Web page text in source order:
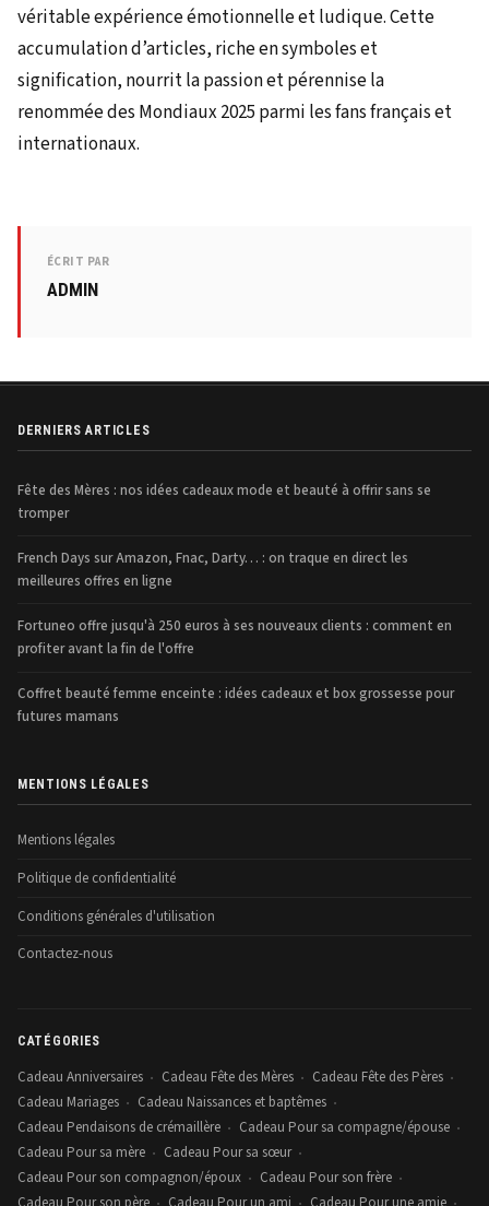
véritable expérience émotionnelle et ludique. Cette
accumulation d’articles, riche en symboles et
signification, nourrit la passion et pérennise la
renommée des Mondiaux 2025 parmi les fans français et
internationaux.
ÉCRIT PAR
ADMIN
DERNIERS ARTICLES
Fête des Mères : nos idées cadeaux mode et beauté à offrir sans se
tromper
French Days sur Amazon, Fnac, Darty… : on traque en direct les
meilleures offres en ligne
Fortuneo offre jusqu'à 250 euros à ses nouveaux clients : comment en
profiter avant la fin de l'offre
Coffret beauté femme enceinte : idées cadeaux et box grossesse pour
futures mamans
MENTIONS LÉGALES
Mentions légales
Politique de confidentialité
Conditions générales d'utilisation
Contactez-nous
CATÉGORIES
Cadeau Anniversaires • Cadeau Fête des Mères • Cadeau Fête des Pères •
Cadeau Mariages • Cadeau Naissances et baptêmes •
Cadeau Pendaisons de crémaillère • Cadeau Pour sa compagne/épouse •
Cadeau Pour sa mère • Cadeau Pour sa sœur •
Cadeau Pour son compagnon/époux • Cadeau Pour son frère •
• • •